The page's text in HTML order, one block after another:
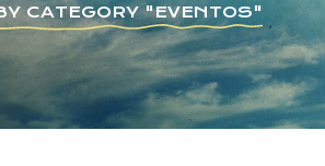
CATEGORY "EVENTOS"